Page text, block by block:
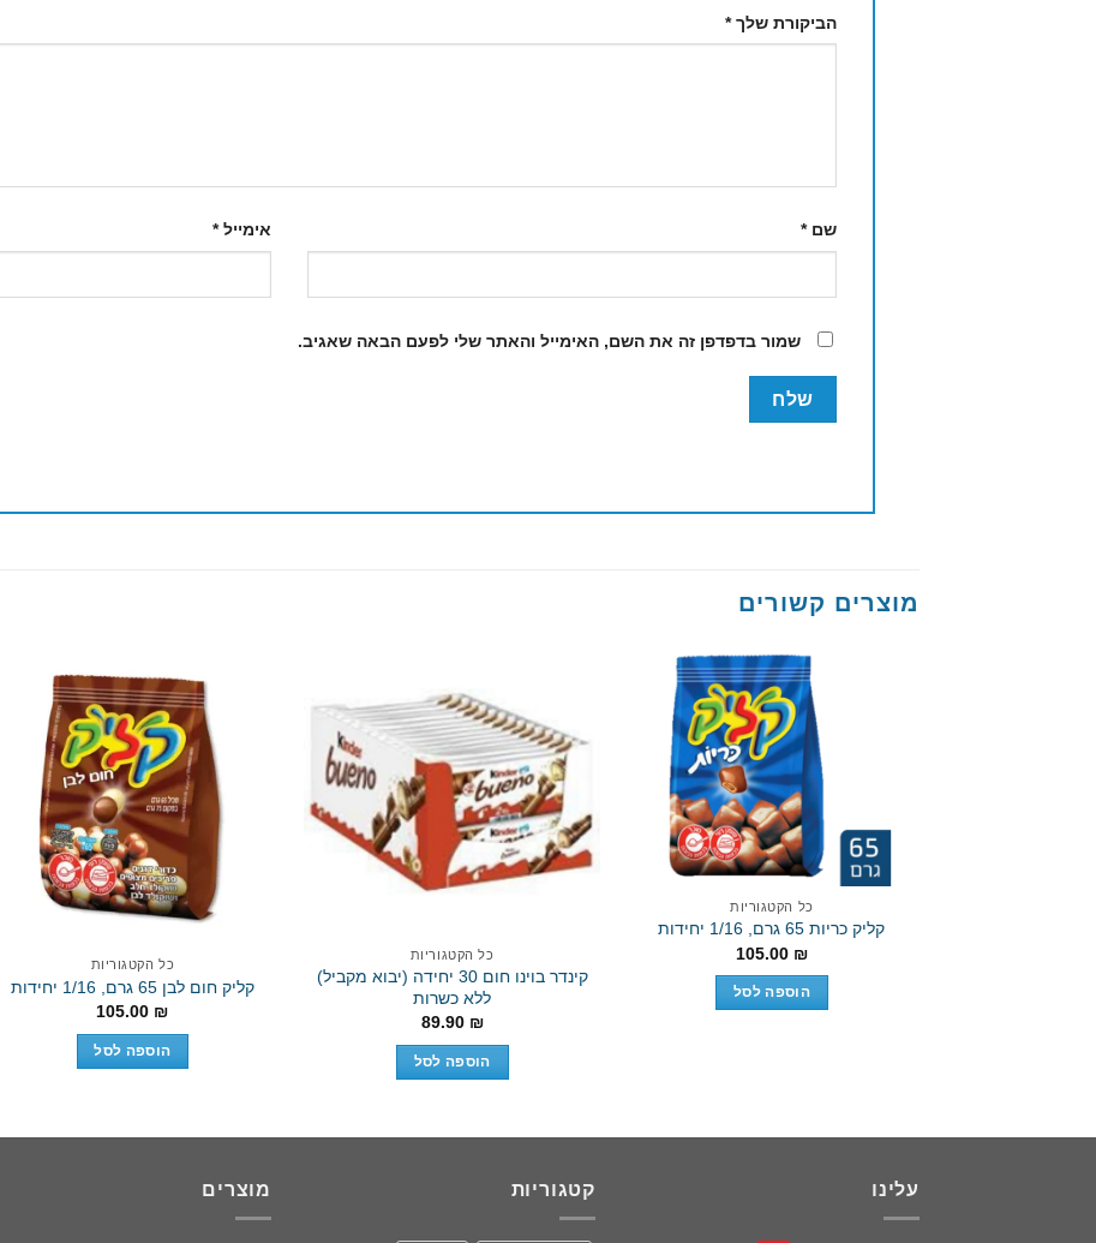
הביקורת שלך*
שם* אימייל*
שמור בדפדפן זה את השם, האימייל והאתר שלי לפעם הבאה שאגיב.
מוצרים קשורים
כל הקטגוריות
קליק כריות 65 גרם, 1/16 יחידות
105.00 ₪
הוספה לסל
Add to
wishlist
כל הקטגוריות
קינדר בוינו חום 30 יחידה (יבוא מקביל)
ללא כשרות
89.90 ₪
הוספה לסל
כל הקטגוריות
קליק חום לבן 65 גרם, 1/16 יחידות
105.00 ₪
הוספה לסל
עלינו קטגוריות מוצרים